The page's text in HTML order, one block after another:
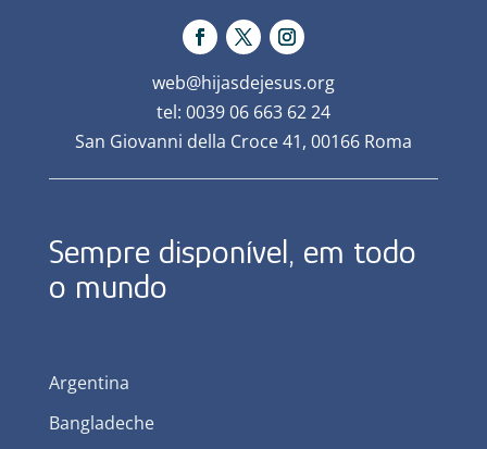
web@hijasdejesus.org
tel: 0039 06 663 62 24
San Giovanni della Croce 41, 00166 Roma
Sempre disponível, em todo
o mundo
Argentina
Bangladeche